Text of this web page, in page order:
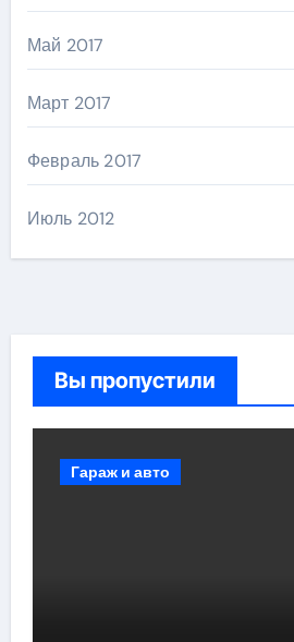
Май 2017
Март 2017
Февраль 2017
Июль 2012
Вы пропустили
Гараж и авто